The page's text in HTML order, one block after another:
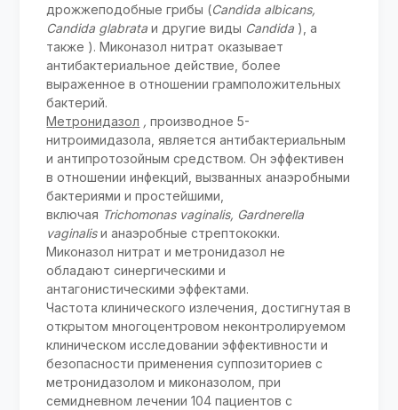
дрожжеподобные грибы (Candida albicans,
Candida glabrata и другие виды Candida ), а
также ). Миконазол нитрат оказывает
антибактериальное действие, более
выраженное в отношении грамположительных
бактерий.
Метронидазол , производное 5-
нитроимидазола, является антибактериальным
и антипротозойным средством. Он эффективен
в отношении инфекций, вызванных анаэробными
бактериями и простейшими,
включая Trichomonas vaginalis, Gardnerella
vaginalisи анаэробные стрептококки.
Миконазол нитрат и метронидазол не
обладают синергическими и
антагонистическими эффектами.
Частота клинического излечения, достигнутая в
открытом многоцентровом неконтролируемом
клиническом исследовании эффективности и
безопасности применения суппозиториев с
метронидазолом и миконазолом, при
семидневном лечении 104 пациентов с